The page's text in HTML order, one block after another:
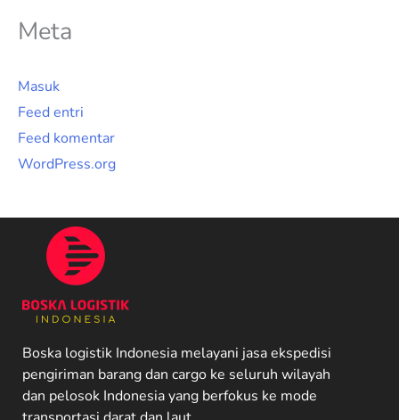
Meta
Masuk
Feed entri
Feed komentar
WordPress.org
Boska logistik Indonesia melayani jasa ekspedisi
pengiriman barang dan cargo ke seluruh wilayah
dan pelosok Indonesia yang berfokus ke mode